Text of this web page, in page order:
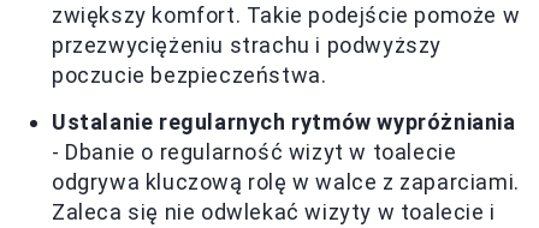
zwiększy komfort. Takie podejście pomoże w
przezwyciężeniu strachu i podwyższy
poczucie bezpieczeństwa.
Ustalanie regularnych rytmów wypróżniania
- Dbanie o regularność wizyt w toalecie
odgrywa kluczową rolę w walce z zaparciami.
Zaleca się nie odwlekać wizyty w toalecie i